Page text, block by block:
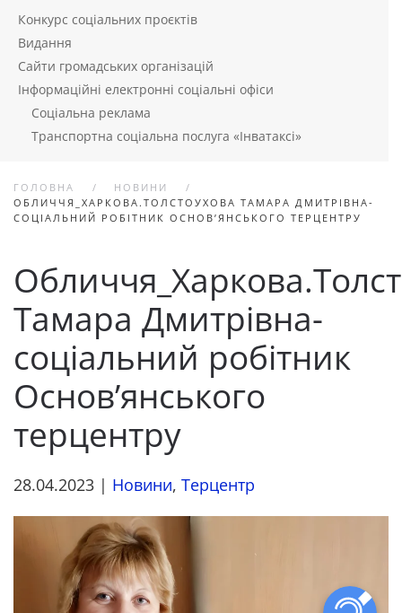
Конкурс соціальних проєктів
Видання
Сайти громадських організацій
Інформаційні електронні соціальні офіси
Соціальна реклама
Транспортна соціальна послуга «Інватаксі»
ГОЛОВНА
НОВИНИ
ОБЛИЧЧЯ_ХАРКОВА.ТОЛСТОУХОВА ТАМАРА ДМИТРІВНА-
СОЦІАЛЬНИЙ РОБІТНИК ОСНОВ’ЯНСЬКОГО ТЕРЦЕНТРУ
Тамара Дмитрівна-
соціальний робітник
Основ’янського
терцентру
28.04.2023 | Новини, Терцентр